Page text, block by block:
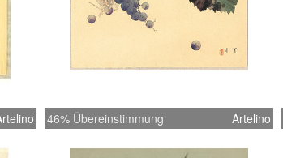
46% Übereinstimmung Artelino